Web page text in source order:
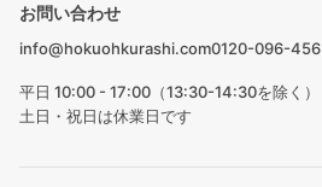
お問い合わせ
info@hokuohkurashi.com0120-096-456
平日 10:00 - 17:00（13:30-14:30を除く）
土日・祝日は休業日です